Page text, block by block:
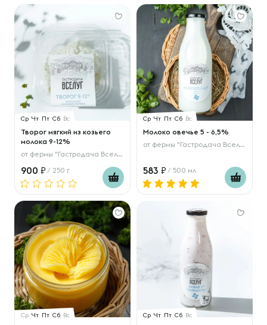
Ср Чт Пт Сб Вс
Творог мягкий из козьего
молока 9-12%
от фермы "Гастродача Вселуг"
900 / 250 г
Ср Чт Пт Сб Вс
Молоко овечье 5 - 6,5%
от фермы "Гастродача Вселуг"
583 / 500 мл
Ср Чт Пт Сб Вс Ср Чт Пт Сб Вс